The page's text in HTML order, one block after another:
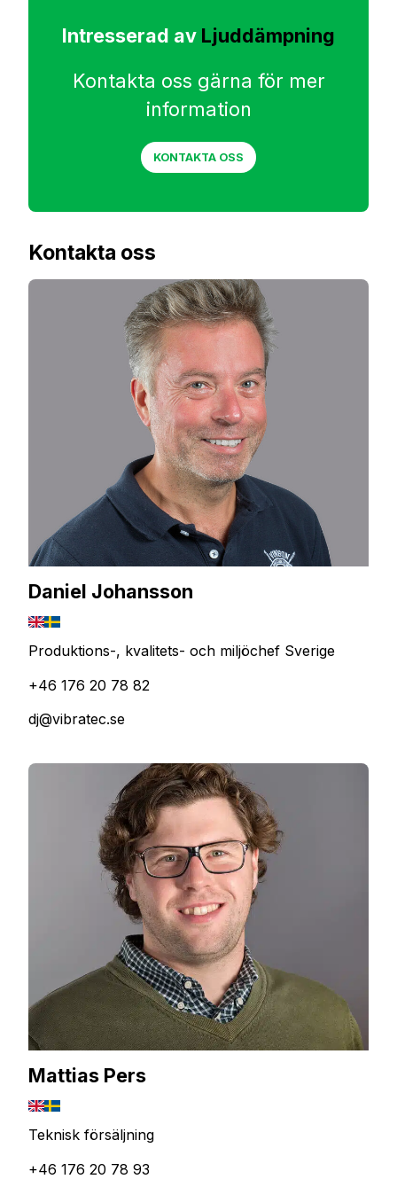
Intresserad av Ljuddämpning
Kontakta oss gärna för mer
information
KONTAKTA OSS
Kontakta oss
Daniel Johansson
Produktions-, kvalitets- och miljöchef Sverige
+46 176 20 78 82
dj@vibratec.se
Mattias Pers
Teknisk försäljning
+46 176 20 78 93